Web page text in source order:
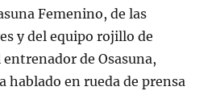
Femenino, de las
y del equipo rojillo de
de Osasuna,
hablado en rueda de prensa